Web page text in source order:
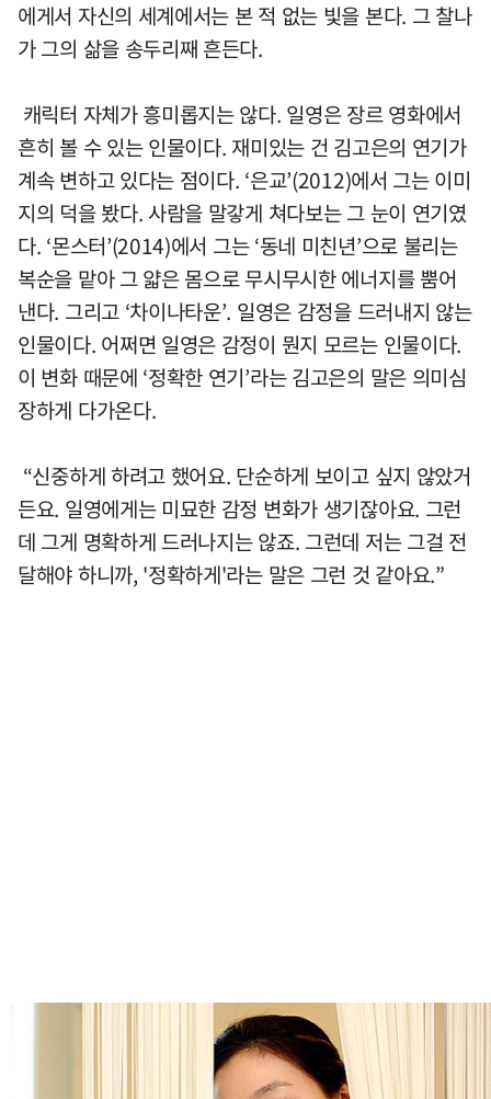
에게서 자신의 세계에서는 본 적 없는 빛을 본다. 그 찰나
가 그의 삶을 송두리째 흔든다.
캐릭터 자체가 흥미롭지는 않다. 일영은 장르 영화에서
흔히 볼 수 있는 인물이다. 재미있는 건 김고은의 연기가
계속 변하고 있다는 점이다. ‘은교’(2012)에서 그는 이미
지의 덕을 봤다. 사람을 말갛게 쳐다보는 그 눈이 연기였
다. ‘몬스터’(2014)에서 그는 ‘동네 미친년’으로 불리는
복순을 맡아 그 얇은 몸으로 무시무시한 에너지를 뿜어
낸다. 그리고 ‘차이나타운’. 일영은 감정을 드러내지 않는
인물이다. 어쩌면 일영은 감정이 뭔지 모르는 인물이다.
이 변화 때문에 ‘정확한 연기’라는 김고은의 말은 의미심
장하게 다가온다.
“신중하게 하려고 했어요. 단순하게 보이고 싶지 않았거
든요. 일영에게는 미묘한 감정 변화가 생기잖아요. 그런
데 그게 명확하게 드러나지는 않죠. 그런데 저는 그걸 전
달해야 하니까, '정확하게'라는 말은 그런 것 같아요.”